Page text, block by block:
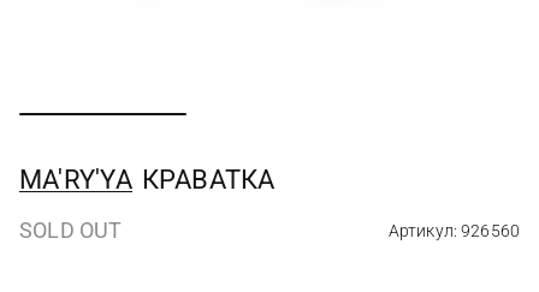
MA'RY'YA КРАВАТКА
SOLD OUT Артикул: 926560